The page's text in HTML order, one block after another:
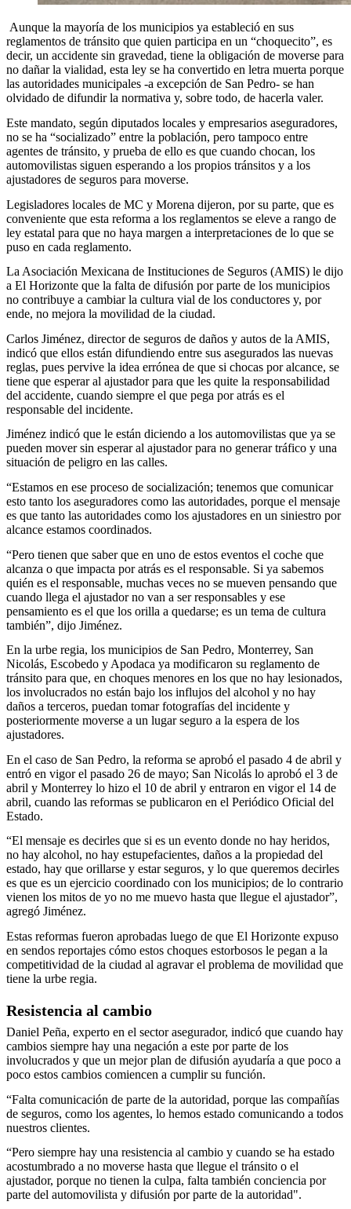
Aunque la mayoría de los municipios ya estableció en sus
reglamentos de tránsito que quien participa en un “choquecito”, es
decir, un accidente sin gravedad, tiene la obligación de moverse para
no dañar la vialidad, esta ley se ha convertido en letra muerta porque
las autoridades municipales -a excepción de San Pedro- se han
olvidado de difundir la normativa y, sobre todo, de hacerla valer.
Este mandato, según diputados locales y empresarios aseguradores,
no se ha “socializado” entre la población, pero tampoco entre
agentes de tránsito, y prueba de ello es que cuando chocan, los
automovilistas siguen esperando a los propios tránsitos y a los
ajustadores de seguros para moverse.
Legisladores locales de MC y Morena dijeron, por su parte, que es
conveniente que esta reforma a los reglamentos se eleve a rango de
ley estatal para que no haya margen a interpretaciones de lo que se
puso en cada reglamento.
La Asociación Mexicana de Instituciones de Seguros (AMIS) le dijo
a El Horizonte que la falta de difusión por parte de los municipios
no contribuye a cambiar la cultura vial de los conductores y, por
ende, no mejora la movilidad de la ciudad.
Carlos Jiménez, director de seguros de daños y autos de la AMIS,
indicó que ellos están difundiendo entre sus asegurados las nuevas
reglas, pues pervive la idea errónea de que si chocas por alcance, se
tiene que esperar al ajustador para que les quite la responsabilidad
del accidente, cuando siempre el que pega por atrás es el
responsable del incidente.
Jiménez indicó que le están diciendo a los automovilistas que ya se
pueden mover sin esperar al ajustador para no generar tráfico y una
situación de peligro en las calles.
“Estamos en ese proceso de socialización; tenemos que comunicar
esto tanto los aseguradores como las autoridades, porque el mensaje
es que tanto las autoridades como los ajustadores en un siniestro por
alcance estamos coordinados.
“Pero tienen que saber que en uno de estos eventos el coche que
alcanza o que impacta por atrás es el responsable. Si ya sabemos
quién es el responsable, muchas veces no se mueven pensando que
cuando llega el ajustador no van a ser responsables y ese
pensamiento es el que los orilla a quedarse; es un tema de cultura
también”, dijo Jiménez.
En la urbe regia, los municipios de San Pedro, Monterrey, San
Nicolás, Escobedo y Apodaca ya modificaron su reglamento de
tránsito para que, en choques menores en los que no hay lesionados,
los involucrados no están bajo los influjos del alcohol y no hay
daños a terceros, puedan tomar fotografías del incidente y
posteriormente moverse a un lugar seguro a la espera de los
ajustadores.
En el caso de San Pedro, la reforma se aprobó el pasado 4 de abril y
entró en vigor el pasado 26 de mayo; San Nicolás lo aprobó el 3 de
abril y Monterrey lo hizo el 10 de abril y entraron en vigor el 14 de
abril, cuando las reformas se publicaron en el Periódico Oficial del
Estado.
“El mensaje es decirles que si es un evento donde no hay heridos,
no hay alcohol, no hay estupefacientes, daños a la propiedad del
estado, hay que orillarse y estar seguros, y lo que queremos decirles
es que es un ejercicio coordinado con los municipios; de lo contrario
vienen los mitos de yo no me muevo hasta que llegue el ajustador”,
agregó Jiménez.
Estas reformas fueron aprobadas luego de que El Horizonte expuso
en sendos reportajes cómo estos choques estorbosos le pegan a la
competitividad de la ciudad al agravar el problema de movilidad que
tiene la urbe regia.
Resistencia al cambio
Daniel Peña, experto en el sector asegurador, indicó que cuando hay
cambios siempre hay una negación a este por parte de los
involucrados y que un mejor plan de difusión ayudaría a que poco a
poco estos cambios comiencen a cumplir su función.
“Falta comunicación de parte de la autoridad, porque las compañías
de seguros, como los agentes, lo hemos estado comunicando a todos
nuestros clientes.
“Pero siempre hay una resistencia al cambio y cuando se ha estado
acostumbrado a no moverse hasta que llegue el tránsito o el
ajustador, porque no tienen la culpa, falta también conciencia por
parte del automovilista y difusión por parte de la autoridad".